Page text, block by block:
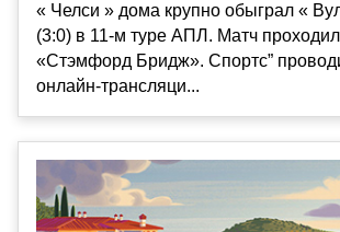
« Челси » дома крупно обыграл «
(3:0) в 11-м туре АПЛ. Матч
«Стэмфорд Бридж». Спортс”
онлайн-трансляци...